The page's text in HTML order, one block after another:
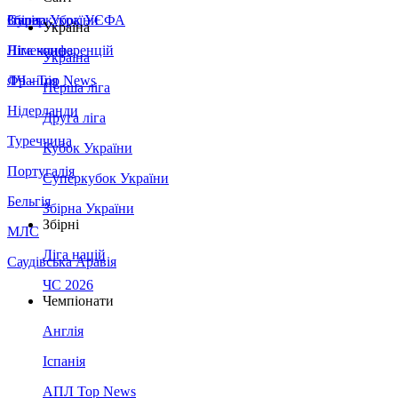
Збірна України
Італія
Німеччина
Франція
Нідерланди
Туреччина
Португалія
Бельгія
МЛС
Саудівська Аравія
Суперкубок УЄФА
Ліга конференцій
ЛЧ - Top News
Україна
Україна
Перша ліга
Друга ліга
Кубок України
Суперкубок України
Збірна України
Збірні
Ліга націй
ЧС 2026
Чемпіонати
Англія
Іспанія
АПЛ Top News